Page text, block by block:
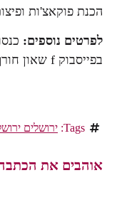
הכנת פוקאצ'ות
לפרטים נוספים:
בפייסבוק f שאון חורף
Tags: ירושלים
אוהבים את